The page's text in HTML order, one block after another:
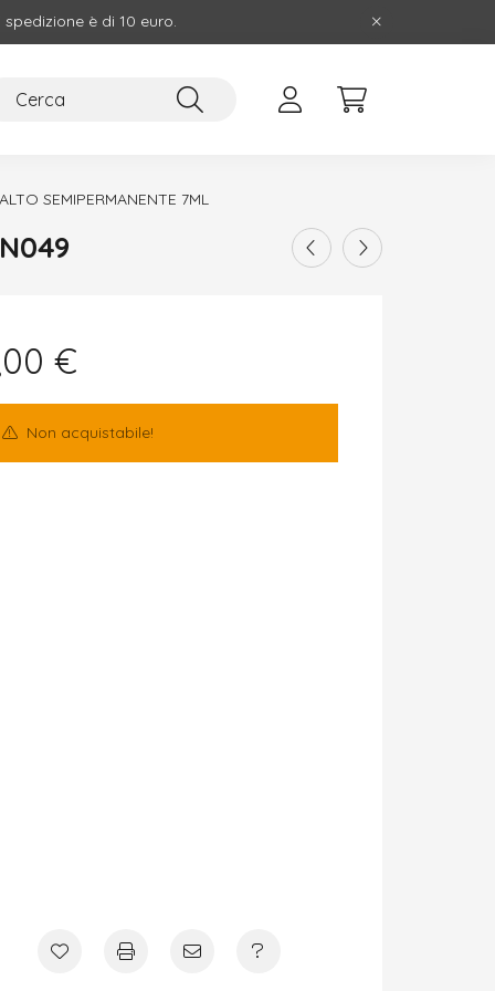
è di 10 euro.
SEMIPERMANENTE 7ML
€
Non acquistabile!